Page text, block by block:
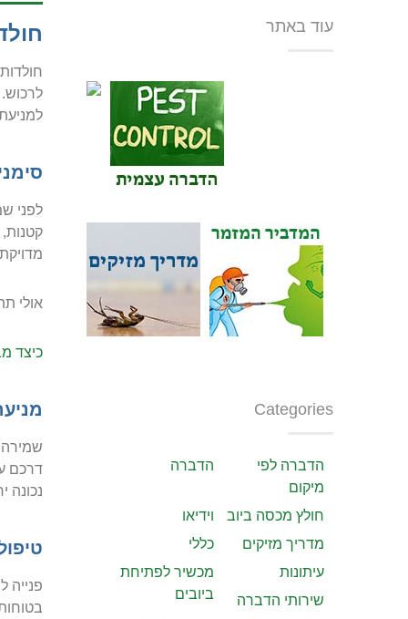
לרכוש.
לפני
אולי
כיצד
שמירה
דרכם
נכונה
פנייה
עוד באתר
Categories
הדברה
הדברה לפי
מיקום
וידיאו
חולץ מכסה ביוב
כללי
מדריך מזיקים
מכשיר לפתיחת
ביובים
עיתונות
שירותי הדברה